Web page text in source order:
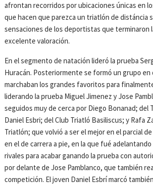
afrontan recorridos por ubicaciones únicas en
que hacen que parezca un triatlón de distáncia
sensaciones de los deportistas que terminaron
excelente valoración.
En el segmento de natación lideró la prueba
Huracán. Posteriormente se formó un grupo en
marchaban los grandes favoritos para
liderando la prueba Miguel Jimenez y Jose
seguidos muy de cerca por Diego Bonanad; del
Daniel Esbri; del Club Triatló Basiliscus; y Rafa
Triatlón; que volvió a ser el mejor en el parcial
en el de carrera a pie, en la que fué
rivales para acabar ganando la prueba con
por delante de Jose Pamblanco, que también
competición. El joven Daniel Esbrí marcó